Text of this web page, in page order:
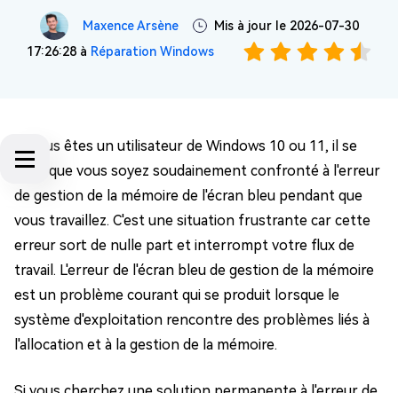
Maxence Arsène
Mis à jour le 2026-07-30
17:26:28 à Réparation Windows
Si vous êtes un utilisateur de Windows 10 ou 11, il se
peut que vous soyez soudainement confronté à l'erreur
de gestion de la mémoire de l'écran bleu pendant que
vous travaillez. C'est une situation frustrante car cette
erreur sort de nulle part et interrompt votre flux de
travail. L'erreur de l'écran bleu de gestion de la mémoire
est un problème courant qui se produit lorsque le
système d'exploitation rencontre des problèmes liés à
l'allocation et à la gestion de la mémoire.